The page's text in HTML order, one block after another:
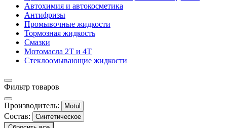
Автохимия и автокосметика
Антифризы
Промывочные жидкости
Тормозная жидкость
Смазки
Мотомасла 2Т и 4Т
Стеклоомывающие жидкости
Фильтр товаров
Производитель: Motul
Состав:
Синтетическое